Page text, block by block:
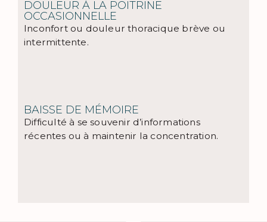
DOULEUR À LA POITRINE
OCCASIONNELLE
Inconfort ou douleur thoracique brève ou
intermittente.
BAISSE DE MÉMOIRE
Difficulté à se souvenir d’informations
récentes ou à maintenir la concentration.